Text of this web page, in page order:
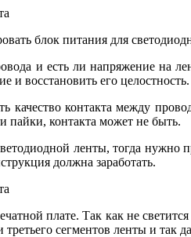
блок питания для
и есть ли напряжение на
и восстановить его целостность.
контакта между
пайки, контакта может не быть.
ленты, тогда
должна заработать.
плате. Так как не
сегментов ленты и так